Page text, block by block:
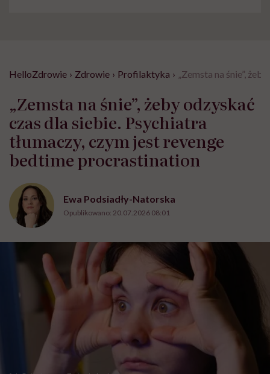
HelloZdrowie › Zdrowie › Profilaktyka › „Zemsta na śnie”,
„Zemsta na śnie”, żeby odzyskać
czas dla siebie. Psychiatra
tłumaczy, czym jest revenge
bedtime procrastination
Ewa Podsiadły-Natorska
Opublikowano: 20.07.2026 08:01